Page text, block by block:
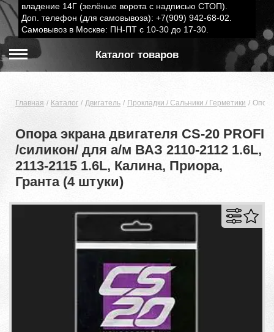
владение 14Г (зелёные ворота с надписью СТОП).
Доп. телефон (для самовывоза): +7(909) 942-68-02.
Самовывоз в Москве: ПН-ПТ с 10-30 до 17-30.
Каталог товаров
Главная Каталог Двигатель Прокладки / Сальники / Герметики
Опора экрана двигателя CS-20 PROFI
/силикон/ для а/м ВАЗ 2110-2112 1.6L,
2113-2115 1.6L, Калина, Приора,
Гранта (4 штуки)